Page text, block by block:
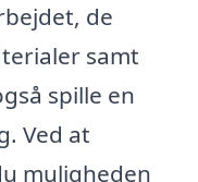
de
samt
spille en
Ved at
muligheden